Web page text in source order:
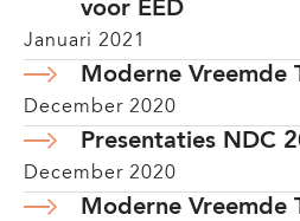
voor EED
Januari 2021
Moderne Vreemde
December 2020
Presentaties NDC
December 2020
Moderne Vreemde